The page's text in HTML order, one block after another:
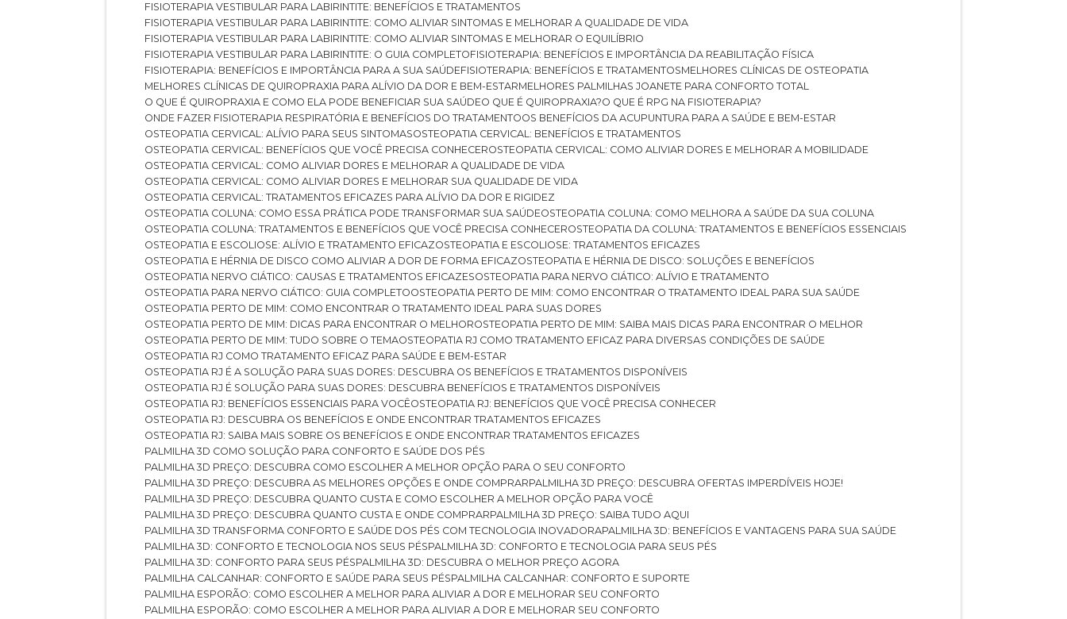
FISIOTERAPIA VESTIBULAR PARA LABIRINTITE: BENEFÍCIOS E TRATAMENTOS
FISIOTERAPIA VESTIBULAR PARA LABIRINTITE: COMO ALIVIAR SINTOMAS E MELHORAR A QUALIDADE DE VIDA
FISIOTERAPIA VESTIBULAR PARA LABIRINTITE: COMO ALIVIAR SINTOMAS E MELHORAR O EQUILÍBRIO
FISIOTERAPIA VESTIBULAR PARA LABIRINTITE: O GUIA COMPLETO
FISIOTERAPIA: BENEFÍCIOS E IMPORTÂNCIA DA REABILITAÇÃO FÍSICA
FISIOTERAPIA: BENEFÍCIOS E IMPORTÂNCIA PARA A SUA SAÚDE FISIOTERAPIA: BENEFÍCIOS E TRATAMENTOS
MELHORES CLÍNICAS DE OSTEOPATIA
MELHORES CLÍNICAS DE QUIROPRAXIA PARA ALÍVIO DA DOR E BEM-ESTAR
MELHORES PALMILHAS JOANETE PARA CONFORTO TOTAL
O QUE É QUIROPRAXIA E COMO ELA PODE BENEFICIAR SUA SAÚDE
O QUE É QUIROPRAXIA?
O QUE É RPG NA FISIOTERAPIA?
ONDE FAZER FISIOTERAPIA RESPIRATÓRIA E BENEFÍCIOS DO TRATAMENTO
OS BENEFÍCIOS DA ACUPUNTURA PARA A SAÚDE E BEM-ESTAR
OSTEOPATIA CERVICAL: ALÍVIO PARA SEUS SINTOMAS
OSTEOPATIA CERVICAL: BENEFÍCIOS E TRATAMENTOS
OSTEOPATIA CERVICAL: BENEFÍCIOS QUE VOCÊ PRECISA CONHECER
OSTEOPATIA CERVICAL: COMO ALIVIAR DORES E MELHORAR A MOBILIDADE
OSTEOPATIA CERVICAL: COMO ALIVIAR DORES E MELHORAR A QUALIDADE DE VIDA
OSTEOPATIA CERVICAL: COMO ALIVIAR DORES E MELHORAR SUA QUALIDADE DE VIDA
OSTEOPATIA CERVICAL: TRATAMENTOS EFICAZES PARA ALÍVIO DA DOR E RIGIDEZ
OSTEOPATIA COLUNA: COMO ESSA PRÁTICA PODE TRANSFORMAR SUA SAÚDE
OSTEOPATIA COLUNA: COMO MELHORA A SAÚDE DA SUA COLUNA
OSTEOPATIA COLUNA: TRATAMENTOS E BENEFÍCIOS QUE VOCÊ PRECISA CONHECER
OSTEOPATIA DA COLUNA: TRATAMENTOS E BENEFÍCIOS ESSENCIAIS
OSTEOPATIA E ESCOLIOSE: ALÍVIO E TRATAMENTO EFICAZ
OSTEOPATIA E ESCOLIOSE: TRATAMENTOS EFICAZES
OSTEOPATIA E HÉRNIA DE DISCO COMO ALIVIAR A DOR DE FORMA EFICAZ
OSTEOPATIA E HÉRNIA DE DISCO: SOLUÇÕES E BENEFÍCIOS
OSTEOPATIA NERVO CIÁTICO: CAUSAS E TRATAMENTOS EFICAZES
OSTEOPATIA PARA NERVO CIÁTICO: ALÍVIO E TRATAMENTO
OSTEOPATIA PARA NERVO CIÁTICO: GUIA COMPLETO
OSTEOPATIA PERTO DE MIM: COMO ENCONTRAR O TRATAMENTO IDEAL PARA SUA SAÚDE
OSTEOPATIA PERTO DE MIM: COMO ENCONTRAR O TRATAMENTO IDEAL PARA SUAS DORES
OSTEOPATIA PERTO DE MIM: DICAS PARA ENCONTRAR O MELHOR
OSTEOPATIA PERTO DE MIM: SAIBA MAIS DICAS PARA ENCONTRAR O MELHOR
OSTEOPATIA PERTO DE MIM: TUDO SOBRE O TEMA
OSTEOPATIA RJ COMO TRATAMENTO EFICAZ PARA DIVERSAS CONDIÇÕES DE SAÚDE
OSTEOPATIA RJ COMO TRATAMENTO EFICAZ PARA SAÚDE E BEM-ESTAR
OSTEOPATIA RJ É A SOLUÇÃO PARA SUAS DORES: DESCUBRA OS BENEFÍCIOS E TRATAMENTOS DISPONÍVEIS
OSTEOPATIA RJ É SOLUÇÃO PARA SUAS DORES: DESCUBRA BENEFÍCIOS E TRATAMENTOS DISPONÍVEIS
OSTEOPATIA RJ: BENEFÍCIOS ESSENCIAIS PARA VOCÊ
OSTEOPATIA RJ: BENEFÍCIOS QUE VOCÊ PRECISA CONHECER
OSTEOPATIA RJ: DESCUBRA OS BENEFÍCIOS E ONDE ENCONTRAR TRATAMENTOS EFICAZES
OSTEOPATIA RJ: SAIBA MAIS SOBRE OS BENEFÍCIOS E ONDE ENCONTRAR TRATAMENTOS EFICAZES
PALMILHA 3D COMO SOLUÇÃO PARA CONFORTO E SAÚDE DOS PÉS
PALMILHA 3D PREÇO: DESCUBRA COMO ESCOLHER A MELHOR OPÇÃO PARA O SEU CONFORTO
PALMILHA 3D PREÇO: DESCUBRA AS MELHORES OPÇÕES E ONDE COMPRAR
PALMILHA 3D PREÇO: DESCUBRA OFERTAS IMPERDÍVEIS HOJE!
PALMILHA 3D PREÇO: DESCUBRA QUANTO CUSTA E COMO ESCOLHER A MELHOR OPÇÃO PARA VOCÊ
PALMILHA 3D PREÇO: DESCUBRA QUANTO CUSTA E ONDE COMPRAR
PALMILHA 3D PREÇO: SAIBA TUDO AQUI
PALMILHA 3D TRANSFORMA CONFORTO E SAÚDE DOS PÉS COM TECNOLOGIA INOVADORA PALMILHA 3D: BENEFÍCIOS E VANTAGENS PARA SUA SAÚDE
PALMILHA 3D: CONFORTO E TECNOLOGIA NOS SEUS PÉS
PALMILHA 3D: CONFORTO E TECNOLOGIA PARA SEUS PÉS
PALMILHA 3D: CONFORTO PARA SEUS PÉS
PALMILHA 3D: DESCUBRA O MELHOR PREÇO AGORA
PALMILHA CALCANHAR: CONFORTO E SAÚDE PARA SEUS PÉS
PALMILHA CALCANHAR: CONFORTO E SUPORTE
PALMILHA ESPORÃO: COMO ESCOLHER A MELHOR PARA ALIVIAR A DOR E MELHORAR SEU CONFORTO
PALMILHA ESPORÃO: COMO ESCOLHER A MELHOR PARA ALIVIAR A DOR E MELHORAR SEU CONFORTO